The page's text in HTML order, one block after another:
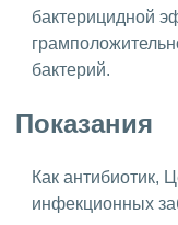
бактерицидной
бактерий.
Показания
Как антибиотик,
инфекционных